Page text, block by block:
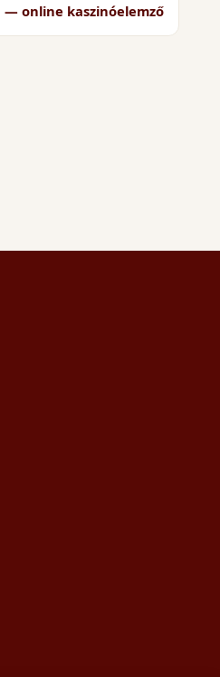
— online kaszinóelemző